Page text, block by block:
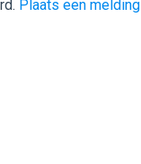
Plaats een melding